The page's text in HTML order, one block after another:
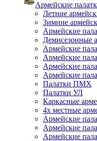
Армейские
Летние
Зимние
Армейские
Демисезонные
Армейские
Армейские
Армейские
Армейские
Палатки ПМХ
Палатки УЛ
Каркасные
4х местные
Армейские
Армейские
Армейские